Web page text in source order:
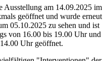
am 14.09.2025 im
geöffnet und wurde erneut
05.10.2025 zu sehen und ist
von 16.00 bis 19.00 Uhr und
Uhr geöffnet.